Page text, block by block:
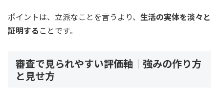
ポイントは、立派なことを言うより、 生活の実体を淡々と
証明する ことです。
審査で見られやすい評価軸｜強みの作り方
と見せ方